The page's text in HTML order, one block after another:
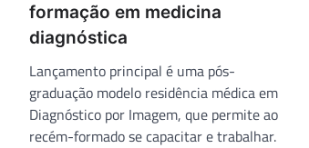
formação em medicina
diagnóstica
Lançamento principal é uma pós-
graduação modelo residência médica em
Diagnóstico por Imagem, que permite ao
recém-formado se capacitar e trabalhar.